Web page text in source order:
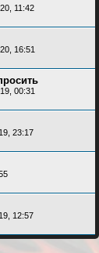
11:42
16:51
00:31
23:17
12:57